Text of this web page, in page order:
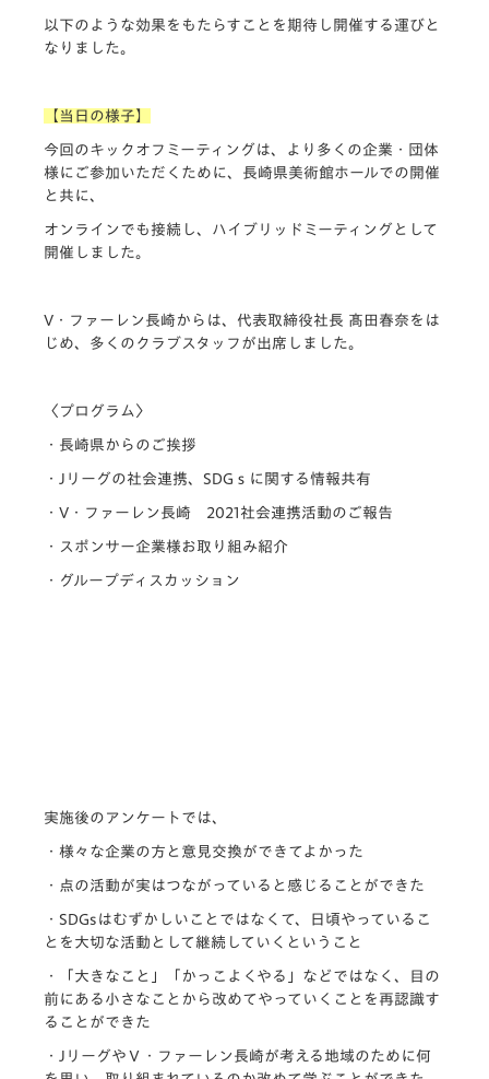
以下のような効果をもたらすことを期待し開催する運びと
なりました。
【当日の様子】
今回のキックオフミーティングは、より多くの企業・団体
様にご参加いただくために、長崎県美術館ホールでの開催
と共に、
オンラインでも接続し、ハイブリッドミーティングとして
開催しました。
V・ファーレン長崎からは、代表取締役社長 髙田春奈をは
じめ、多くのクラブスタッフが出席しました。
〈プログラム〉
・長崎県からのご挨拶
・Jリーグの社会連携、SDGｓに関する情報共有
・V・ファーレン長崎 2021社会連携活動のご報告
・スポンサー企業様お取り組み紹介
・グループディスカッション
実施後のアンケートでは、
・様々な企業の方と意見交換ができてよかった
・点の活動が実はつながっていると感じることができた
・SDGsはむずかしいことではなくて、
日頃やっているこ
とを大切な活動として継続していくということ
・「大きなこと」「かっこよくやる」などではなく、
目の
前にある小さなことから改めてやっていくことを再認識す
るこ とができた
・JリーグやⅤ・ファーレン長崎が考える地域のために何